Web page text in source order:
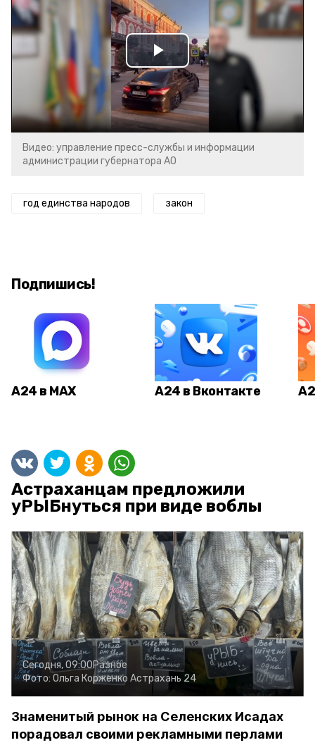
Play
Video
Видео: управление пресс-службы и информации
администрации губернатора АО
год единства народов закон
Подпишись!
А24 в MAX А24 в Вконтакте
Астраханцам предложили
уРЫБнуться при виде воблы
Сегодня, 09:00Разное
Фото: Ольга Корженко Астрахань 24
Знаменитый рынок на Селенских Исадах
порадовал своими рекламными перлами